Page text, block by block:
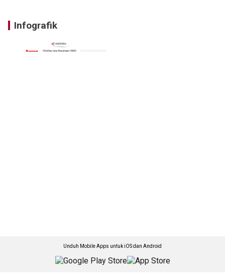
Infografik
Unduh Mobile Apps untuk iOS dan Android